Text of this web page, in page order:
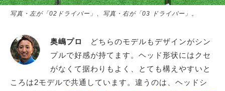
写真・左が「02ドライバー」、写真・右が「03 ドライバー」。
奥嶋プロ
どちらのモデルもデザインがシン
プルで好感が持てます。ヘッド形状にはクセ
がなくて据わりもよく、とても構えやすいと
ころは2モデルで共通しています。違うのは、ヘッドシ